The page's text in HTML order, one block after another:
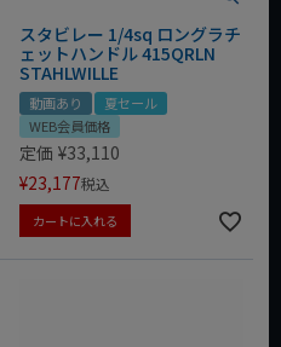
スタビレー 1/4sq ロングラチ
ェットハンドル 415QRLN
STAHLWILLE
動画あり
夏セール
WEB会員価格
定価 ¥33,110
¥23,177税込
カートに入れる